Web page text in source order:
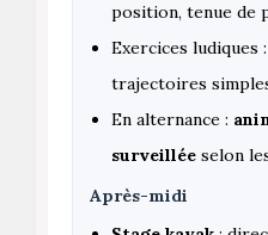
position, tenue de
Exercices
trajectoires
En alternance :
surveillée selon
Après-midi